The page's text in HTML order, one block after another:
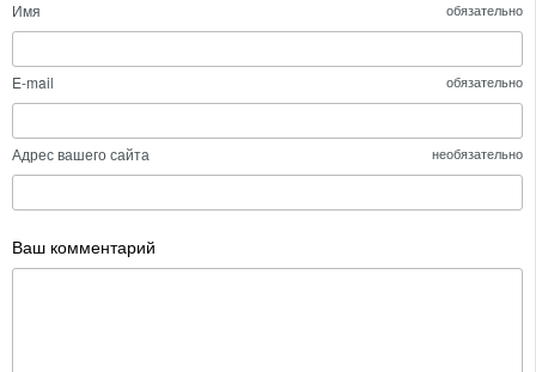
Имя обязательно
E-mail обязательно
Адрес вашего сайта необязательно
Ваш комментарий